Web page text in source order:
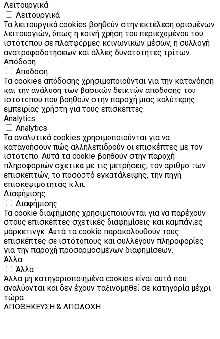
Λειτουργικά
Λειτουργικά
Τα λειτουργικά cookies βοηθούν στην εκτέλεση ορισμένων
λειτουργιών, όπως η κοινή χρήση του περιεχομένου του
ιστότοπου σε πλατφόρμες κοινωνικών μέσων, η συλλογή
ανατροφοδοτήσεων και άλλες δυνατότητες τρίτων.
Απόδοση
Απόδοση
Τα cookies απόδοσης χρησιμοποιούνται για την κατανόηση
και την ανάλυση των βασικών δεικτών απόδοσης του
ιστότοπου που βοηθούν στην παροχή μιας καλύτερης
εμπειρίας χρήστη για τους επισκέπτες.
Analytics
Analytics
Τα αναλυτικά cookies χρησιμοποιούνται για να
κατανοήσουν πώς αλληλεπιδρούν οι επισκέπτες με τον
ιστότοπο. Αυτά τα cookie βοηθούν στην παροχή
πληροφοριών σχετικά με τις μετρήσεις, τον αριθμό των
επισκεπτών, το ποσοστό εγκατάλειψης, την πηγή
επισκεψιμότητας κ.λπ.
Διαφήμισης
Διαφήμισης
Τα cookie διαφήμισης χρησιμοποιούνται για να παρέχουν
στους επισκέπτες σχετικές διαφημίσεις και καμπάνιες
μάρκετινγκ. Αυτά τα cookie παρακολουθούν τους
επισκέπτες σε ιστότοπους και συλλέγουν πληροφορίες
για την παροχή προσαρμοσμένων διαφημίσεων.
Άλλα
Άλλα
Άλλα μη κατηγοριοποιημένα cookies είναι αυτά που
αναλύονται και δεν έχουν ταξινομηθεί σε κατηγορία μέχρι
τώρα.
ΑΠΟΘΗΚΕΥΣΗ & ΑΠΟΔΟΧΗ